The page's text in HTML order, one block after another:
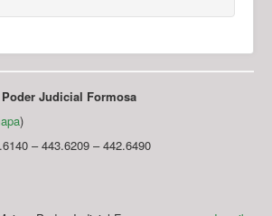
Judicial Formosa
)
– 443.6209 – 442.6490